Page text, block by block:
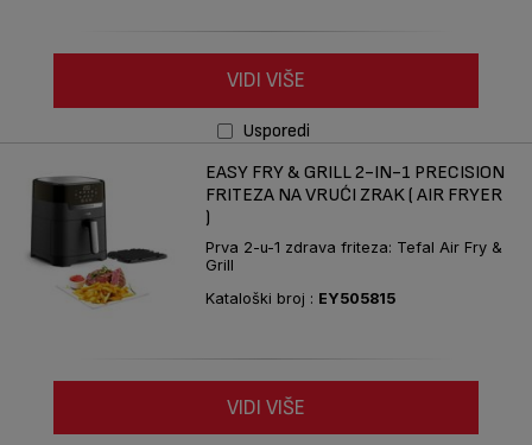
VIDI VIŠE
Usporedi
EASY FRY & GRILL 2-IN-1 PRECISION
FRITEZA NA VRUĆI ZRAK ( AIR FRYER
)
Prva 2-u-1 zdrava friteza: Tefal Air Fry &
Grill
Kataloški broj : EY505815
VIDI VIŠE